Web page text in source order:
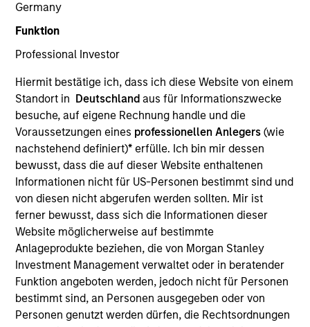
Germany
Funktion
Professional Investor
Hiermit bestätige ich, dass ich diese Website von einem
Standort in Deutschland aus für Informationszwecke
besuche, auf eigene Rechnung handle und die
Voraussetzungen eines professionellen Anlegers(wie
nachstehend definiert)* erfülle. Ich bin mir dessen
bewusst, dass die auf dieser Website enthaltenen
Informationen nicht für US-Personen bestimmt sind und
von diesen nicht abgerufen werden sollten. Mir ist
ferner bewusst, dass sich die Informationen dieser
Website möglicherweise auf bestimmte
Anlageprodukte beziehen, die von Morgan Stanley
Investment Management verwaltet oder in beratender
Funktion angeboten werden, jedoch nicht für Personen
bestimmt sind, an Personen ausgegeben oder von
Personen genutzt werden dürfen, die Rechtsordnungen
25 Years
TEAM
Global Opportunity
Kristian Heugh is Head of Global Opportunity and
has been in this role since 2006. Kristian is the lead
portfolio manager for global, international, regional
and customizable equity strategies. Kristian is also
a member of the Morgan Stanley Investment
Management Operating Committee. He joined
Morgan Stanley in 2001 and has 25 years of
investment experience. Kristian started his career
at Morgan Stanley as an analyst covering